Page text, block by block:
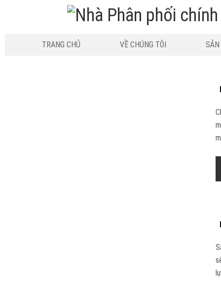
TRANG CHỦ VỀ CHÚNG TÔI